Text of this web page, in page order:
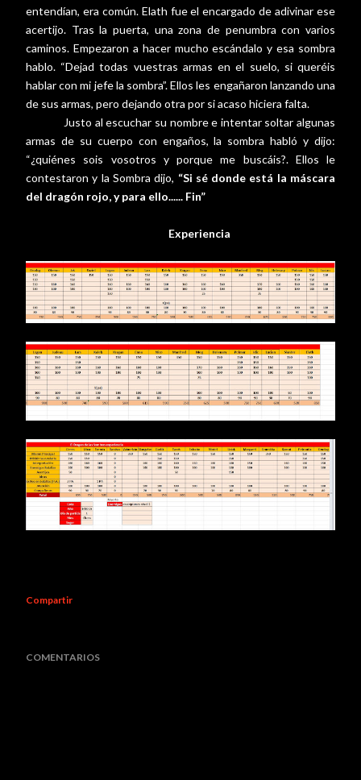
entendían, era común. Elath fue el encargado de adivinar ese
acertijo. Tras la puerta, una zona de penumbra con varios
caminos. Empezaron a hacer mucho escándalo y esa sombra
hablo. “Dejad todas vuestras armas en el suelo, si queréis
hablar con mi jefe la sombra”. Ellos les engañaron lanzando una
de sus armas, pero dejando otra por si acaso hiciera falta.
Justo al escuchar su nombre e intentar soltar algunas
armas de su cuerpo con engaños, la sombra habló y dijo:
“¿quiénes sois vosotros y porque me buscáis?. Ellos le
contestaron y la Sombra dijo, “Si sé donde está la máscara
del dragón rojo, y para ello...... Fin”
Experiencia
Compartir
COMENTARIOS